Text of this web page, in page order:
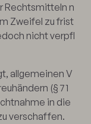
Rechtsmitteln n
Zweifel zu frist
nicht verpfl
allgemeinen V
(§ 71
in die
verschaffen.